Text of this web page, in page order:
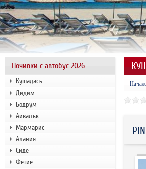
Почивки с автобус 2026
Кушадасъ
Дидим
Бодрум
Айвалък
Мармарис
Алания
Сиде
Фетие